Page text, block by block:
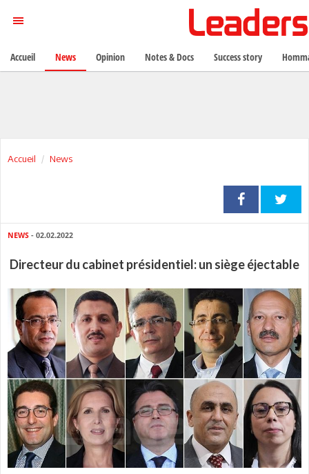
Accueil News
NEWS - 02.02.2022
Directeur du cabinet présidentiel: un siège éjectable
Accueil News Opinion Notes & Docs Success story